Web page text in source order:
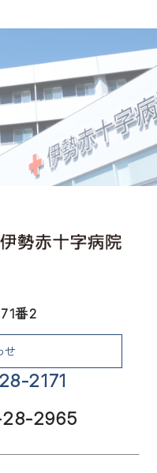
番2
せ
2171
28-2965